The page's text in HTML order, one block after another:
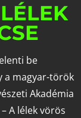
be
a magyar-török
Akadémia
A lélek vörös